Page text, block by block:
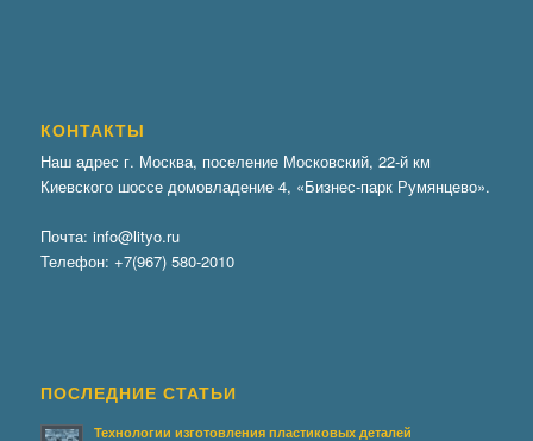
КОНТАКТЫ
Наш адрес г. Москва, поселение Московский, 22-й км
Киевского шоссе домовладение 4, «Бизнес-парк Румянцево».
Почта: info@lityo.ru
Телефон: +7(967) 580-2010
ПОСЛЕДНИЕ СТАТЬИ
Технологии изготовления пластиковых деталей